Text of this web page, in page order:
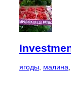
ягоды, малина,